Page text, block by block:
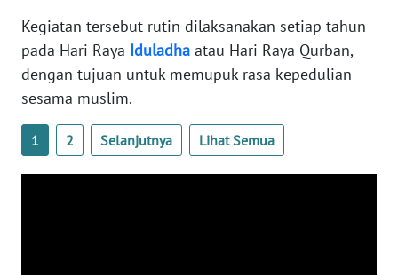
Kegiatan tersebut rutin dilaksanakan setiap tahun
pada Hari Raya Iduladha atau Hari Raya Qurban,
dengan tujuan untuk memupuk rasa kepedulian
sesama muslim.
1 2 Selanjutnya Lihat Semua
WN
SUMSEL
WN
BENGKULU